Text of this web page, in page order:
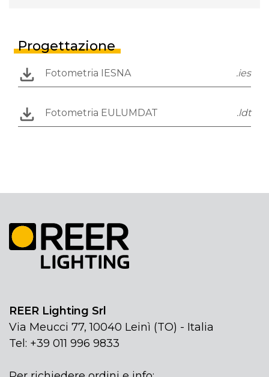
Progettazione
Fotometria IESNA .ies
Fotometria EULUMDAT .ldt
REER Lighting Srl
Via Meucci 77, 10040 Leinì (TO) - Italia
Tel: +39 011 996 9833